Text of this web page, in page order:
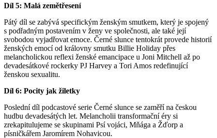
Díl 5: Malá zemětřesení
Pátý díl se zabývá specifickým ženským smutkem, který je spojený
s podřadným postavením v ženy ve společnosti, ale také její
svobodou vyjadřovat emoce. Černé slunce tentokrát provede historií
ženských emocí od královny smutku Billie Holiday přes
melancholickou reflexi ženské emancipace u Joni Mitchell až po
devadesátkové rockerky PJ Harvey a Tori Amos redefinující
ženskou sexualitu.
Díl 6: Pocity jak žiletky
Poslední díl podcastové serie Černé slunce se zaměří na českou
hudbu devadesátých let. Melancholii transformační éry si
zrekapitulujeme se skupinami Psí vojáci, Mňága a Žďorp a
písničkářem Jaromírem Nohavicou.